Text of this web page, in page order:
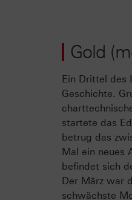
Gold
Ein Drittel des
Geschichte.
startete das
betrug das
Mal ein neues
befindet sich
Der März war
schwächste